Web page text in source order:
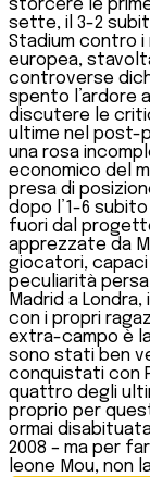
storcere le
sette, il 3-2
Stadium contro i
europea,
controverse
spento l’ardore
discutere le
ultime nel post-
una rosa
economico del
presa di
dopo l’1-6
fuori dal
apprezzate da
giocatori,
peculiarità
Madrid a
con i propri
extra-campo è la
sono stati ben
conquistati con
quattro degli
proprio per
ormai
2008 – ma per
leone Mou, non